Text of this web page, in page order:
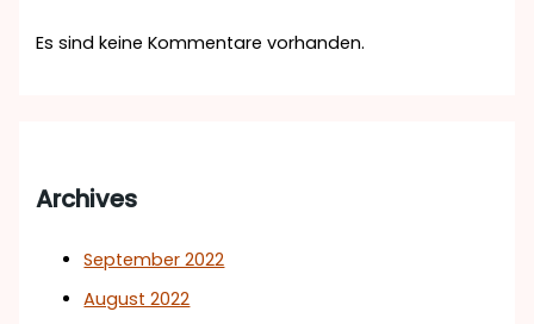
Es sind keine Kommentare vorhanden.
Archives
September 2022
August 2022